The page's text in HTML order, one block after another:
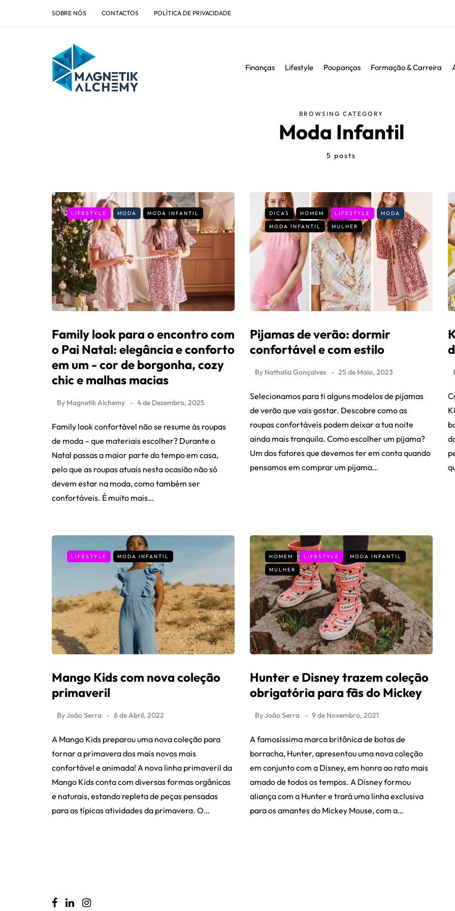
SOBRE NÓS CONTACTOS POLÍTICA DE PRIVACIDADE
Finanças Lifestyle Poupanças Formação & Carreira
BROWSING CATEGORY
Moda Infantil
5 posts
LIFESTYLE MODA MODA INFANTIL
Family look para o encontro com
o Pai Natal: elegância e conforto
em um - cor de borgonha, cozy
chic e malhas macias
By Magnetik Alchemy 4 de Dezembro, 2025
Family look confortável não se resume às roupas
de moda – que materiais escolher? Durante o
Natal passas a maior parte do tempo em casa,
pelo que as roupas atuais nesta ocasião não só
devem estar na moda, como também ser
confortáveis. É muito mais…
DICAS HOMEM LIFESTYLE
MODA
MODA INFANTIL
MULHER
Pijamas de verão: dormir
confortável e com estilo
By Nathalia Gonçalves 25 de Maio, 2023
Selecionamos para ti alguns modelos de pijamas
de verão que vais gostar. Descobre como as
roupas confortáveis podem deixar a tua noite
ainda mais tranquila. Como escolher um pijama?
Um dos fatores que devemos ter em conta quando
pensamos em comprar um pijama…
LIFESTYLE MODA INFANTIL
Mango Kids com nova coleção
primaveril
ByJoão Serra 6 de Abril, 2022
A Mango Kids preparou uma nova coleção para
tornar a primavera dos mais novos mais
confortável e animada! A nova linha primaveril da
Mango Kids conta com diversas formas orgânicas
e naturais, estando repleta de peças pensadas
para as típicas atividades da primavera. O…
HOMEM LIFESTYLE
MODA INFANTIL
MULHER
Hunter e Disney trazem coleção
obrigatória para fãs do Mickey
ByJoão Serra 9 de Novembro, 2021
A famosíssima marca britânica de botas de
borracha, Hunter, apresentou uma nova coleção
em conjunto com a Disney, em honra ao rato mais
amado de todos os tempos. A Disney formou
aliança com a Hunter e trará uma linha exclusiva
para os amantes do Mickey Mouse, com a…